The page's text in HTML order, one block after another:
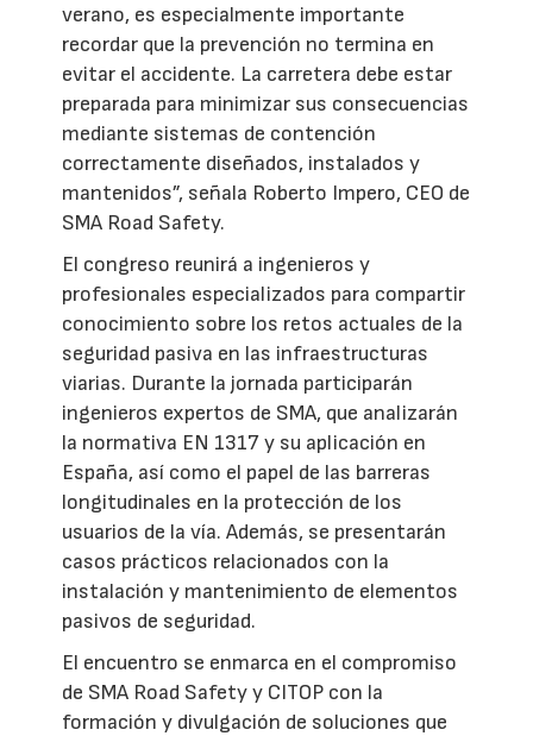
verano, es especialmente importante
recordar que la prevención no termina en
evitar el accidente. La carretera debe estar
preparada para minimizar sus consecuencias
mediante sistemas de contención
correctamente diseñados, instalados y
mantenidos”, señala Roberto Impero, CEO de
SMA Road Safety.
El congreso reunirá a ingenieros y
profesionales especializados para compartir
conocimiento sobre los retos actuales de la
seguridad pasiva en las infraestructuras
viarias. Durante la jornada participarán
ingenieros expertos de SMA, que analizarán
la normativa EN 1317 y su aplicación en
España, así como el papel de las barreras
longitudinales en la protección de los
usuarios de la vía. Además, se presentarán
casos prácticos relacionados con la
instalación y mantenimiento de elementos
pasivos de seguridad.
El encuentro se enmarca en el compromiso
de SMA Road Safety y CITOP con la
formación y divulgación de soluciones que